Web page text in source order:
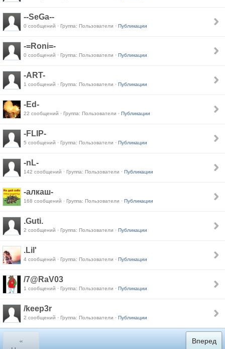
--SeGa--
0 сообщений · Группа: Пользователи · Публикации
-=Roni=-
0 сообщений · Группа: Пользователи · Публикации
-ART-
1 сообщений · Группа: Пользователи · Публикации
-Ed-
22 сообщений · Группа: Пользователи · Публикации
-FLIP-
5 сообщений · Группа: Пользователи · Публикации
-nL-
142 сообщений · Группа: Пользователи · Публикации
-алкаш-
168 сообщений · Группа: Пользователи · Публикации
.Guti.
2 сообщений · Группа: Пользователи · Публикации
.Lil'
4 сообщений · Группа: Пользователи · Публикации
/7@RaV03
1 сообщений · Группа: Пользователи · Публикации
/keep3r
2 сообщений · Группа: Пользователи · Публикации
«
Вперед